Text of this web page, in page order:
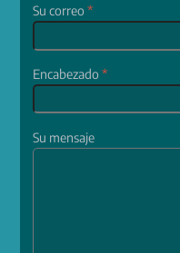
Su correo*
Encabezado*
Su mensaje